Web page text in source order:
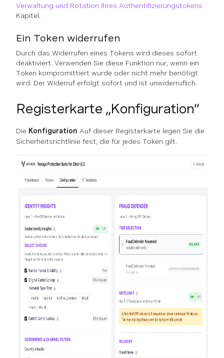
Verwaltung und Rotation Ihres Authentifizierungstokens
Kapitel.
Ein Token widerrufen
Durch das Widerrufen eines Tokens wird dieses sofort
deaktiviert. Verwenden Sie diese Funktion nur, wenn ein
Token kompromittiert wurde oder nicht mehr benötigt
wird. Der Widerruf erfolgt sofort und ist unwiderruflich.
Registerkarte „Konfiguration“
Die Konfiguration Auf dieser Registerkarte legen Sie die
Sicherheitsrichtlinie fest, die für jedes Token gilt.